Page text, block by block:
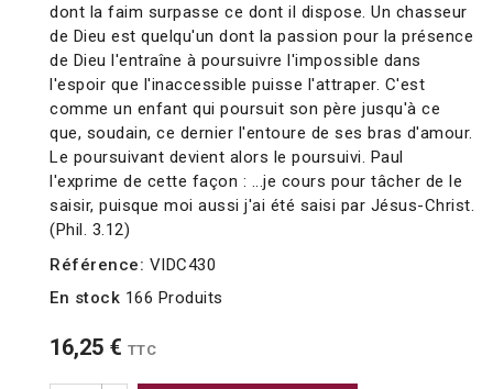
dont la faim surpasse ce dont il dispose. Un chasseur
de Dieu est quelqu'un dont la passion pour la présence
de Dieu l'entraîne à poursuivre l'impossible dans
l'espoir que l'inaccessible puisse l'attraper. C'est
comme un enfant qui poursuit son père jusqu'à ce
que, soudain, ce dernier l'entoure de ses bras d'amour.
Le poursuivant devient alors le poursuivi. Paul
l'exprime de cette façon : ...je cours pour tâcher de le
saisir, puisque moi aussi j'ai été saisi par Jésus-Christ.
(Phil. 3.12)
Référence: VIDC430
En stock 166 Produits
16,25 € TTC